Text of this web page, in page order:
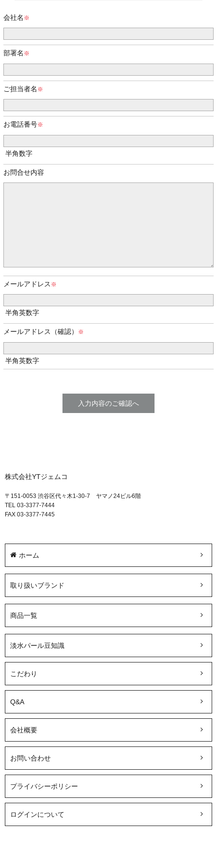
会社名
部署名
ご担当者名
お電話番号
半角数字
お問合せ内容
メールアドレス
半角英数字
メールアドレス（確認）
半角英数字
株式会社YTジェムコ
〒151-0053 渋谷区代々木1-30-7 ヤマノ24ビル6階
TEL 03-3377-7444
FAX 03-3377-7445
ホーム
取り扱いブランド
商品一覧
淡水パール豆知識
こだわり
Q&A
会社概要
お問い合わせ
プライバシーポリシー
ログインについて